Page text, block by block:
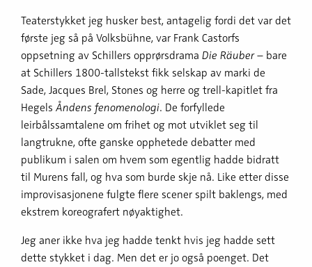
Teaterstykket jeg husker best, antagelig fordi det var det
første jeg så på Volksbühne, var Frank Castorfs
oppsetning av Schillers opprørsdrama Die Räuber– bare
at Schillers 1800-tallstekst fikk selskap av marki de
Sade, Jacques Brel, Stones og herre og trell-kapitlet fra
Hegels Åndens fenomenologi. De forfyllede
leirbålssamtalene om frihet og mot utviklet seg til
langtrukne, ofte ganske opphetede debatter med
publikum i salen om hvem som egentlig hadde bidratt
til Murens fall, og hva som burde skje nå. Like etter disse
improvisasjonene fulgte flere scener spilt baklengs, med
ekstrem koreografert nøyaktighet.
Jeg aner ikke hva jeg hadde tenkt hvis jeg hadde sett
dette stykket i dag. Men det er jo også poenget. Det